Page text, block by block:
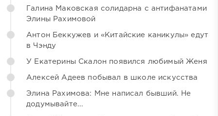
Галина Маковская солидарна с антифанатами
Элины Рахимовой
Антон Беккужев и «Китайские каникулы» едут
в Чэнду
У Екатерины Скалон появился любимый Женя
Алексей Адеев побывал в школе искусства
Элина Рахимова: Мне написал бывший. Не
додумывайте...